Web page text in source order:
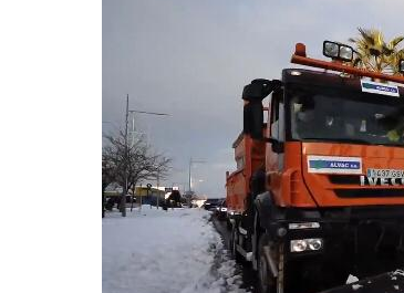
calles
y
carreteras
de